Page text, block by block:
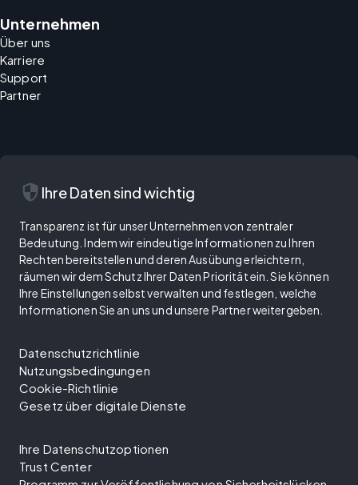
Unternehmen
Über uns
Karriere
Support
Partner
security Ihre Daten sind wichtig
Transparenz ist für unser Unternehmen von zentraler
Bedeutung. Indem wir eindeutige Informationen zu Ihren
Rechten bereitstellen und deren Ausübung erleichtern,
räumen wir dem Schutz Ihrer Daten Priorität ein. Sie können
Ihre Einstellungen selbst verwalten und festlegen, welche
Informationen Sie an uns und unsere Partner weitergeben.
Datenschutzrichtlinie
Nutzungsbedingungen
Cookie-Richtlinie
Gesetz über digitale Dienste
Ihre Datenschutzoptionen
Trust Center